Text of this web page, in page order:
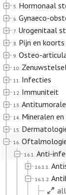
5. Hormonaal
6. Gynaeco-
7. Urogenitaal
8. Pijn en koorts
9. Osteo-
10.
11. Infecties
12. Immuniteit
13.
14. Mineralen
15.
16.
16.1. Anti-
16.1.1.
16.1.2.